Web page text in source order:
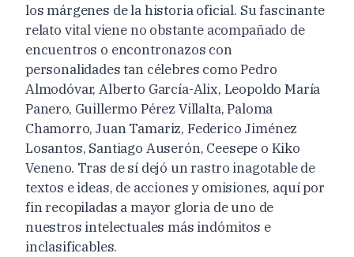
los márgenes de la historia oficial. Su fascinante
relato vital viene no obstante acompañado de
encuentros o encontronazos con
personalidades tan célebres como Pedro
Almodóvar, Alberto García-Alix, Leopoldo María
Panero, Guillermo Pérez Villalta, Paloma
Chamorro, Juan Tamariz, Federico Jiménez
Losantos, Santiago Auserón, Ceesepe o Kiko
Veneno. Tras de sí dejó un rastro inagotable de
textos e ideas, de acciones y omisiones, aquí por
fin recopiladas a mayor gloria de uno de
nuestros intelectuales más indómitos e
inclasificables.